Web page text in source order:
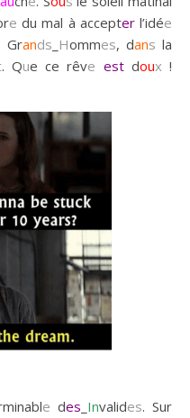
e du mal à accepterl’idée
Grands Hommes, dans la
. Que ce rêve estdoux !
e des Invalides. Sur